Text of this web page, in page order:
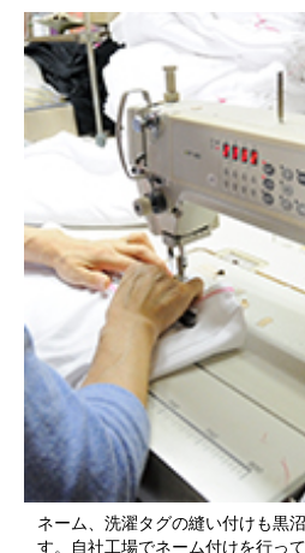
ネーム、洗濯タグの縫い付けも黒
す。自社工場でネーム付けを行っ